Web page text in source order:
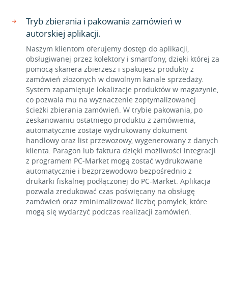
Tryb zbierania i pakowania zamówień w
autorskiej aplikacji.
Naszym klientom oferujemy dostęp do aplikacji,
obsługiwanej przez kolektory i smartfony, dzięki której za
pomocą skanera zbierzesz i spakujesz produkty z
zamówień złożonych w dowolnym kanale sprzedaży.
System zapamiętuje lokalizacje produktów w magazynie,
co pozwala mu na wyznaczenie zoptymalizowanej
ścieżki zbierania zamówień. W trybie pakowania, po
zeskanowaniu ostatniego produktu z zamówienia,
automatycznie zostaje wydrukowany dokument
handlowy oraz list przewozowy, wygenerowany z danych
klienta. Paragon lub faktura dzięki możliwości integracji
z programem PC-Market mogą zostać wydrukowane
automatycznie i bezprzewodowo bezpośrednio z
drukarki fiskalnej podłączonej do PC-Market. Aplikacja
pozwala zredukować czas poświęcany na obsługę
zamówień oraz zminimalizować liczbę pomyłek, które
mogą się wydarzyć podczas realizacji zamówień.